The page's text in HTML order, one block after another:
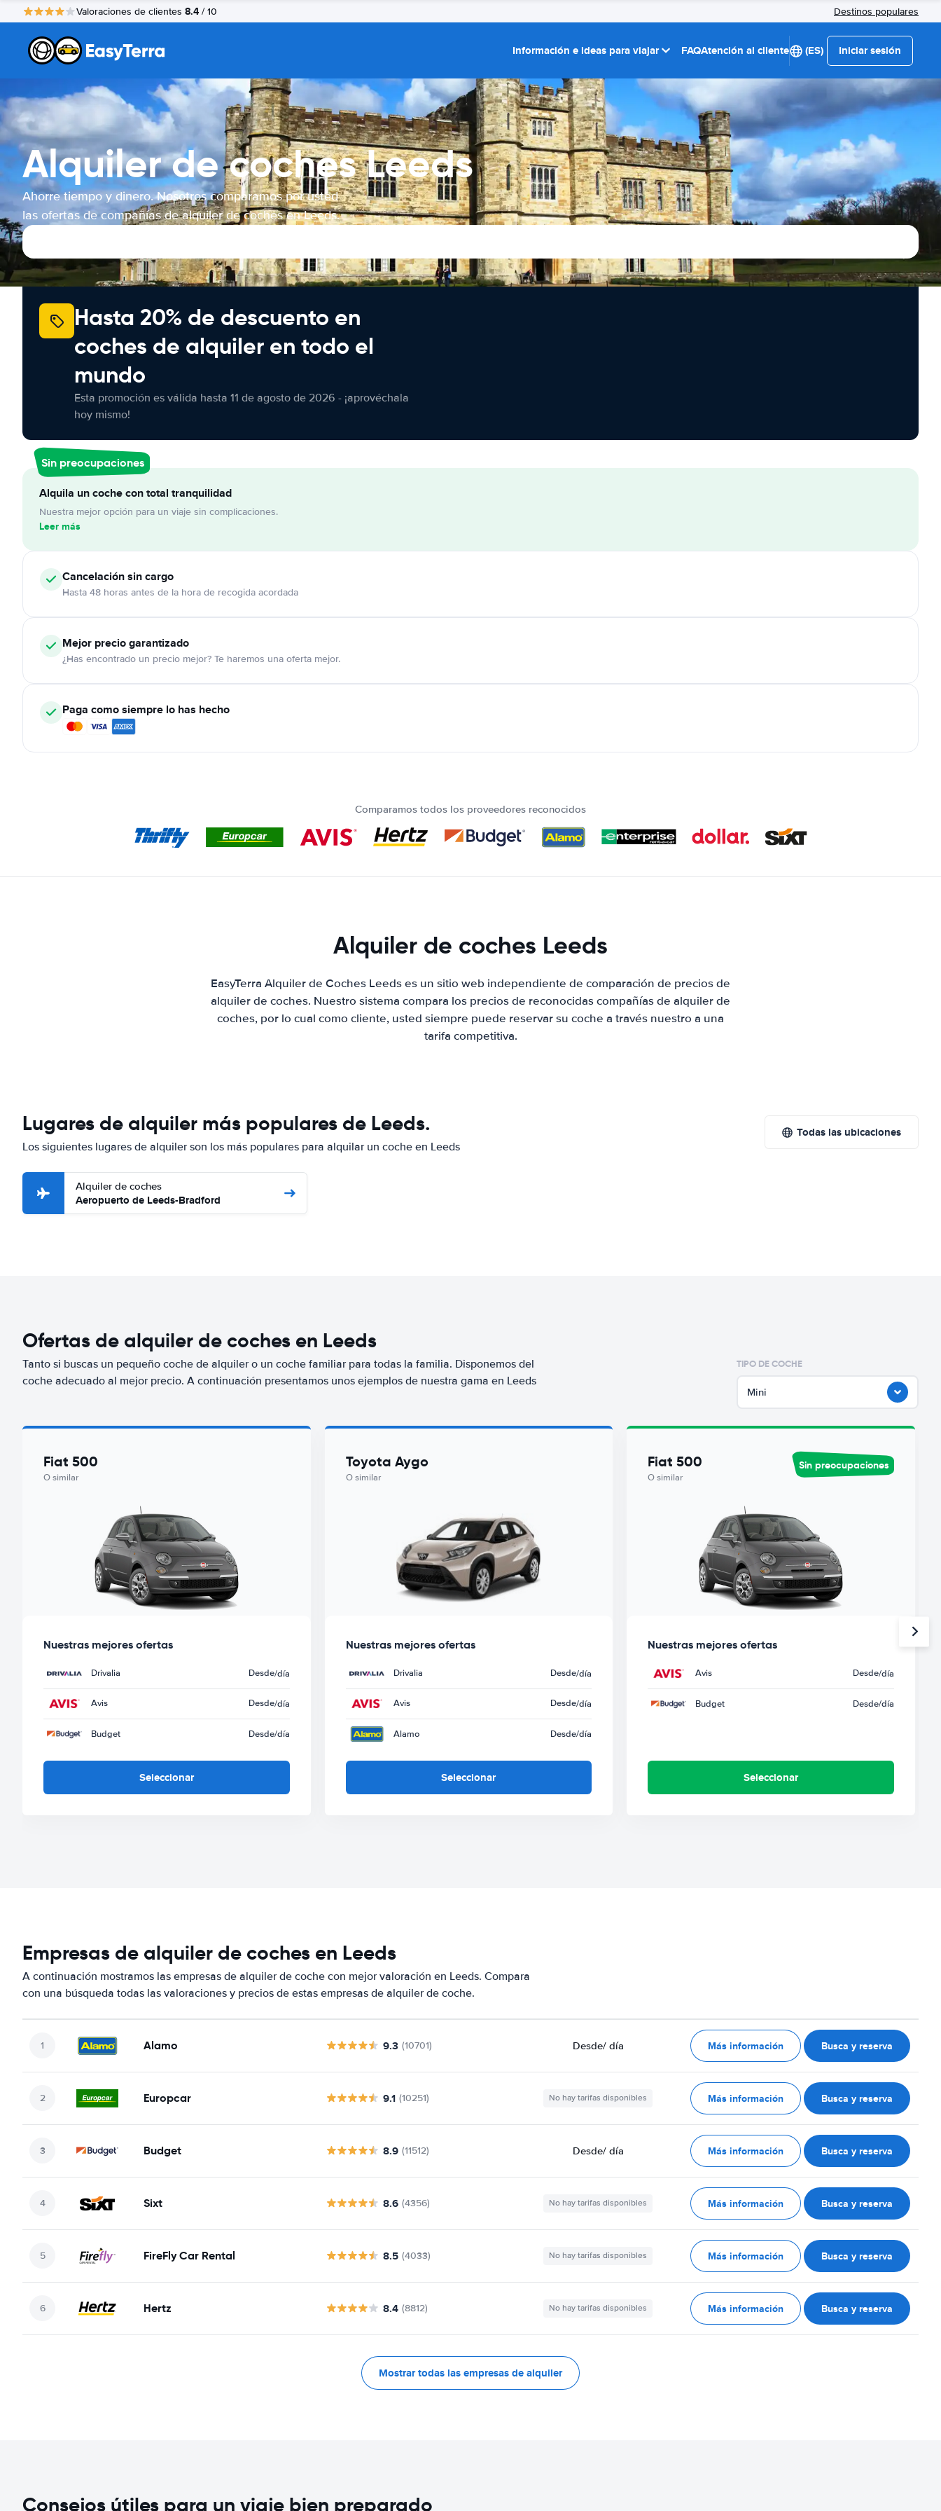
Valoraciones de clientes 8.4 / 10 Destinos populares
Información e ideas para viajar FAQAtención al cliente (ES) Iniciar sesión
Alquiler de coches Leeds
Ahorre tiempo y dinero. Nosotros comparamos por usted
las ofertas de compañías de alquiler de coches en Leeds.
Hasta 20% de descuento en
coches de alquiler en todo el
mundo
Esta promoción es válida hasta 11 de agosto de 2026 - ¡aprovéchala
hoy mismo!
Sin preocupaciones
Alquila un coche con total tranquilidad
Nuestra mejor opción para un viaje sin complicaciones.
Leer más
Cancelaciónsin cargo
Hasta 48 horas antes de la hora de recogida acordada
Mejor precio garantizado
¿Has encontrado un precio mejor? Te haremos una oferta mejor.
Paga como siempre lo has hecho
Comparamos todos los proveedores reconocidos
Alquiler de coches Leeds
EasyTerra Alquiler de Coches Leeds es un sitio web independiente de comparación de precios de
alquiler de coches. Nuestro sistema compara los precios de reconocidas compañías de alquiler de
coches, por lo cual como cliente, usted siempre puede reservar su coche a través nuestro a una
tarifa competitiva.
Lugares de alquiler más populares de Leeds.
Los siguientes lugares de alquiler son los más populares para alquilar un coche en Leeds
Todas las ubicaciones
Alquiler de coches
Aeropuerto de Leeds-Bradford
Ofertas de alquiler de coches en Leeds
Tanto si buscas un pequeño coche de alquiler o un coche familiar para todas la familia. Disponemos del
coche adecuado al mejor precio. A continuación presentamos unos ejemplos de nuestra gama en Leeds
TIPO DE COCHE
Mini
Fiat 500
O similar
Nuestras mejores ofertas
Drivalia Desde/día
Avis Desde/día
Budget Desde/día
Seleccionar
Toyota Aygo
O similar
Nuestras mejores ofertas
Drivalia Desde/día
Avis Desde/día
Alamo Desde/día
Seleccionar
Fiat 500
O similar
Sin preocupaciones
Nuestras mejores ofertas
Avis Desde/día
Budget Desde/día
Seleccionar
Empresas de alquiler de coches en Leeds
A continuación mostramos las empresas de alquiler de coche con mejor valoración en Leeds. Compara
con una búsqueda todas las valoraciones y precios de estas empresas de alquiler de coche.
Alamo 9.3 (10701) Desde/ día Más información Busca y reserva
Europcar 9.1 (10251) No hay tarifas disponibles Más información Busca y reserva
Budget 8.9 (11512) Desde/ día Más información Busca y reserva
Sixt 8.6 (4356) No hay tarifas disponibles Más información Busca y reserva
FireFly Car Rental 8.5 (4033) No hay tarifas disponibles Más información Busca y reserva
Hertz 8.4 (8812) No hay tarifas disponibles Más información Busca y reserva
Mostrar todas las empresas de alquiler
Consejos útiles para un viaje bien preparado